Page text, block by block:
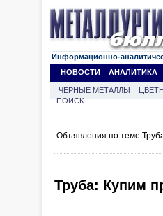
Информационно-
НОВОСТИ
АНАЛИТИКА
ЧЕРНЫЕ МЕТАЛЛЫ
ПОИСК
Объявления по теме
Труба: Купим